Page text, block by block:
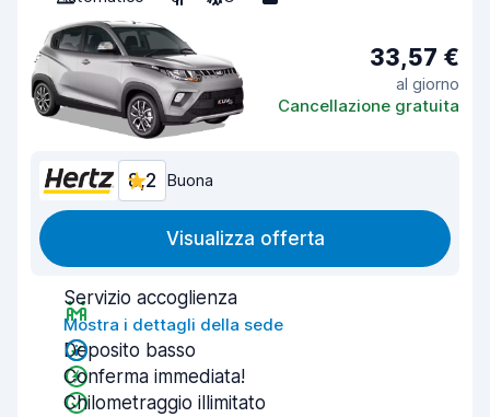
33,57 €
al giorno
Cancellazione gratuita
8,2 Buona
Visualizza offerta
Servizio accoglienza
Mostra i dettagli della sede
Deposito basso
Conferma immediata!
Chilometraggio illimitato